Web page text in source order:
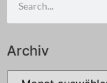
Archiv